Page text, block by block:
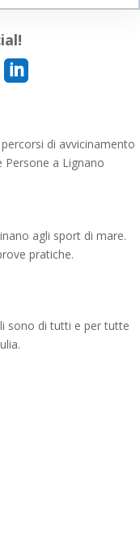

di avvicinamento
Persone a Lignano
agli sport di mare.
pratiche.
sono di tutti e per tutte